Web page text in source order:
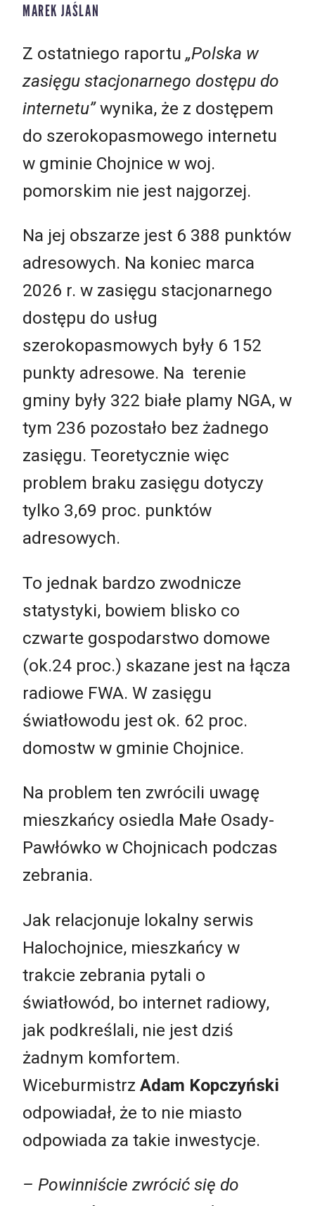
MAREK JAŚLAN
Z ostatniego raportu „Polska w
zasięgu stacjonarnego dostępu do
internetu”wynika, że z dostępem
do szerokopasmowego internetu
w gminie Chojnice w woj.
pomorskim nie jest najgorzej.
Na jej obszarze jest 6 388 punktów
adresowych. Na koniec marca
2026 r. w zasięgu stacjonarnego
dostępu do usług
szerokopasmowych były 6 152
punkty adresowe. Na terenie
gminy były 322 białe plamy NGA, w
tym 236 pozostało bez żadnego
zasięgu. Teoretycznie więc
problem braku zasięgu dotyczy
tylko 3,69 proc. punktów
adresowych.
To jednak bardzo zwodnicze
statystyki, bowiem blisko co
czwarte gospodarstwo domowe
(ok.24 proc.) skazane jest na łącza
radiowe FWA. W zasięgu
światłowodu jest ok. 62 proc.
domostw w gminie Chojnice.
Na problem ten zwrócili uwagę
mieszkańcy osiedla Małe Osady-
Pawłówko w Chojnicach podczas
zebrania.
Jak relacjonuje lokalny serwis
Halochojnice, mieszkańcy w
trakcie zebrania pytali o
światłowód, bo internet radiowy,
jak podkreślali, nie jest dziś
żadnym komfortem.
Wiceburmistrz Adam Kopczyński
odpowiadał, że to nie miasto
odpowiada za takie inwestycje.
– Powinniście zwrócić się do